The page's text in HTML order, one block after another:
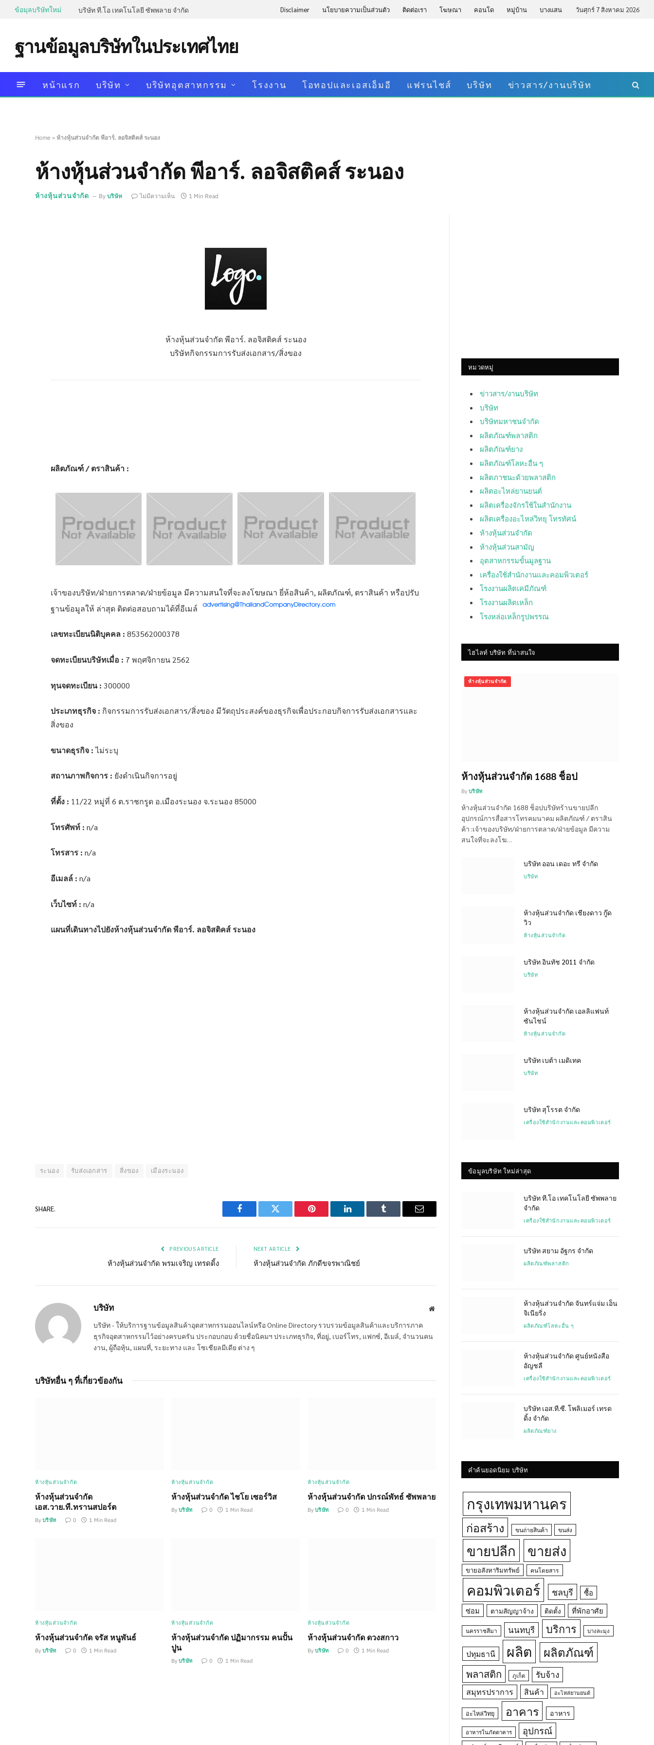
ข้อมุลบริษัทใหม่ บริษัท ที.โอ เทคโนโลยี ซัพพลาย จำกัด Disclaimer นโยบายความเป็นส่วนตัว ติดต่อเรา โฆษณา คอนโด หมู่บ้าน บางแสน วันศุกร์ 7 สิงหาคม 2026
ฐานข้อมูลบริษัทในประเทศไทย
หน้าแรก บริษัท บริษัทอุตสาหกรรม โรงงาน โอทอปและเอสเอ็มอี แฟรนไชส์ บริษัท ข่าวสาร/งานบริษัท
Home » ห้างหุ้นส่วนจำกัด พีอาร์. ลอจิสติคส์ ระนอง
ห้างหุ้นส่วนจำกัด พีอาร์. ลอจิสติคส์ ระนอง
ห้างหุ้นส่วนจำกัด By บริษัท ไม่มีความเห็น 1 Min Read
ห้างหุ้นส่วนจำกัด พีอาร์. ลอจิสติคส์ ระนอง
บริษัทกิจกรรมการรับส่งเอกสาร/สิ่งของ
ผลิตภัณฑ์ / ตราสินค้า :
เจ้าของบริษัท/ฝ่ายการตลาด/ฝ่ายข้อมูล มีความสนใจที่จะลงโฆษณา ยี่ห้อสินค้า, ผลิตภัณฑ์, ตราสินค้า หรือปรับ
ฐานข้อมูลให้ ล่าสุด ติดต่อสอบถามได้ที่อีเมล์
เลขทะเบียนนิติบุคคล : 853562000378
จดทะเบียนบริษัทเมื่อ : 7 พฤศจิกายน 2562
ทุนจดทะเบียน : 300000
ประเภทธุรกิจ : กิจกรรมการรับส่งเอกสาร/สิ่งของ มีวัตถุประสงค์ของธุรกิจเพื่อประกอบกิจการรับส่งเอกสารและ
สิ่งของ
ขนาดธุรกิจ :ไม่ระบุ
สถานภาพกิจการ : ยังดำเนินกิจการอยู่
ที่ตั้ง : 11/22 หมู่ที่ 6 ต.ราชกรูด อ.เมืองระนอง จ.ระนอง 85000
โทรศัพท์ : n/a
โทรสาร : n/a
อีเมลล์ : n/a
เว็บไซท์ : n/a
แผนที่เดินทางไปยังห้างหุ้นส่วนจำกัด พีอาร์. ลอจิสติคส์ ระนอง
ระนอง รับส่งเอกสาร สิ่งของ เมืองระนอง
SHARE.
Facebook Twitter Pinterest LinkedIn Tumblr Email
PREVIOUS ARTICLE
ห้างหุ้นส่วนจำกัด พรมเจริญ เทรดดิ้ง
NEXT ARTICLE
ห้างหุ้นส่วนจำกัด ภักดีขจรพาณิชย์
บริษัท Website
บริษัท - ให้บริการฐานข้อมูลสินค้าอุตสาหกรรมออนไลน์หรือ Online Directory รวบรวมข้อมูลสินค้าและบริการภาค
ธุรกิจอุตสาหกรรมไว้อย่างครบครัน ประกอบกอบ ด้วยชื่อนิคมฯ ประเภทธุรกิจ, ที่อยู่, เบอร์โทร, แฟกซ์, อีเมล์, จำนวนคน
งาน, ผู้ถือหุ้น, แผนที่, ระยะทาง และ โซเชียลมีเดีย ต่าง ๆ
บริษัทอื่น ๆ ที่เกี่ยวข้องกัน
ห้างหุ้นส่วนจำกัด
ห้างหุ้นส่วนจำกัด
เอส.วาย.ที.ทรานสปอร์ต
By บริษัท 0 1 Min Read
ห้างหุ้นส่วนจำกัด
ห้างหุ้นส่วนจำกัด ไชโย เซอร์วิส
By บริษัท 0 1 Min Read
ห้างหุ้นส่วนจำกัด
ห้างหุ้นส่วนจำกัด ปกรณ์พัทธ์ ซัพพลาย
By บริษัท 0 1 Min Read
ห้างหุ้นส่วนจำกัด
ห้างหุ้นส่วนจำกัด จรัส หนูพันธ์
By บริษัท 0 1 Min Read
ห้างหุ้นส่วนจำกัด
ห้างหุ้นส่วนจำกัด ปฏิมากรรม คนปั้น
ปูน
By บริษัท 0 1 Min Read
ห้างหุ้นส่วนจำกัด
ห้างหุ้นส่วนจำกัด ดวงสกาว
By บริษัท 0 1 Min Read
หมวดหมู่
ข่าวสาร/งานบริษัท
บริษัท
บริษัทมหาชนจำกัด
ผลิตภัณฑ์พลาสติก
ผลิตภัณฑ์ยาง
ผลิตภัณฑ์โลหะอื่น ๆ
ผลิตภาชนะด้วยพลาสติก
ผลิตอะไหล่ยานยนต์
ผลิตเครื่องจักรใช้ในสำนักงาน
ผลิตเครื่องอะไหล่วิทยุ โทรทัศน์
ห้างหุ้นส่วนจำกัด
ห้างหุ้นส่วนสามัญ
อุตสาหกรรมขั้นมูลฐาน
เครื่องใช้สำนักงานและคอมพิวเตอร์
โรงงานผลิตเคมีภัณฑ์
โรงงานผลิตเหล็ก
โรงหล่อเหล็กรูปพรรณ
ไฮไลท์ บริษัท ที่น่าสนใจ
ห้างหุ้นส่วนจำกัด
ห้างหุ้นส่วนจำกัด 1688 ช็อป
By บริษัท
ห้างหุ้นส่วนจำกัด 1688 ช็อปบริษัทร้านขายปลีก
อุปกรณ์การสื่อสารโทรคมนาคม ผลิตภัณฑ์ / ตราสิน
ค้า :เจ้าของบริษัท/ฝ่ายการตลาด/ฝ่ายข้อมูล มีความ
สนใจที่จะลงโฆ…
บริษัท ออน เดอะ ทรี จำกัด
บริษัท
ห้างหุ้นส่วนจำกัด เชียงดาว กู๊ด
วิว
ห้างหุ้นส่วนจำกัด
บริษัท อินทัช 2011 จำกัด
บริษัท
ห้างหุ้นส่วนจำกัด เอลลิแฟนท์
ซันไชน์
ห้างหุ้นส่วนจำกัด
บริษัท เบต้า เมดิเทค
บริษัท
บริษัท สุโรรต จำกัด
เครื่องใช้สำนักงานและคอมพิวเตอร์
ข้อมูลบริษัท ใหม่ล่าสุด
บริษัท ที.โอ เทคโนโลยี ซัพพลาย
จำกัด
เครื่องใช้สำนักงานและคอมพิวเตอร์
บริษัท สยาม อัฐกร จำกัด
ผลิตภัณฑ์พลาสติก
ห้างหุ้นส่วนจำกัด จันทร์แจ่ม เอ็น
จิเนียริ่ง
ผลิตภัณฑ์โลหะอื่น ๆ
ห้างหุ้นส่วนจำกัด ศูนย์หนังสือ
อัญชลี
เครื่องใช้สำนักงานและคอมพิวเตอร์
บริษัท เอส.ที.ซี. โพลิเมอร์ เทรด
ดิ้ง จำกัด
ผลิตภัณฑ์ยาง
คำค้นยอดนิยม บริษัท
กรุงเทพมหานคร
ก่อสร้าง ขนถ่ายสินค้า ขนส่ง
ขายปลีก ขายส่ง
ขายอสังหาริมทรัพย์ คนโดยสาร
คอมพิวเตอร์ ชลบุรี
ซื้อ
ซ่อม
ตามสัญญาจ้าง ติดตั้ง ที่พักอาศัย
นครราชสีมา นนทบุรี บริการ บางละมุง
ปทุมธานี ผลิต ผลิตภัณฑ์
พลาสติก ภูเก็ต รับจ้าง
สมุทรปราการ สินค้า อะไหล่ยานยนต์
อะไหล่วิทยุ อาคาร อาหาร
อาหารในภัตตาคาร อุปกรณ์